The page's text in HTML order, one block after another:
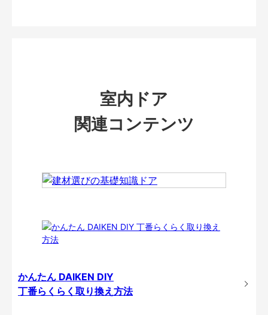
室内ドア
関連コンテンツ
かんたん DAIKEN DIY
丁番らくらく取り換え方法